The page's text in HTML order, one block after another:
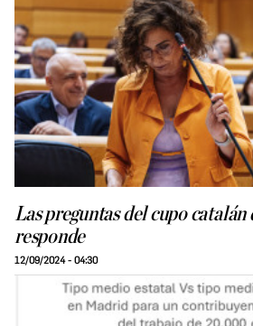
Las preguntas del cupo catalán
responde
12/09/2024 - 04:30